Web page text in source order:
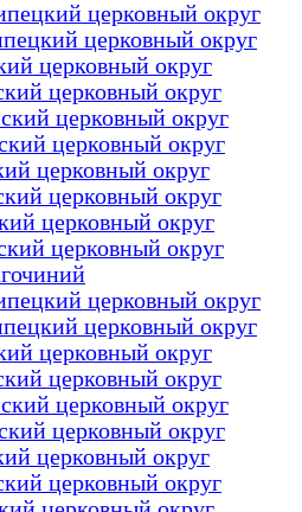
церковный округ
церковный округ
церковный округ
церковный округ
церковный округ
церковный округ
церковный округ
церковный округ
церковный округ
церковный округ
церковный округ
церковный округ
церковный округ
церковный округ
церковный округ
церковный округ
церковный округ
церковный округ